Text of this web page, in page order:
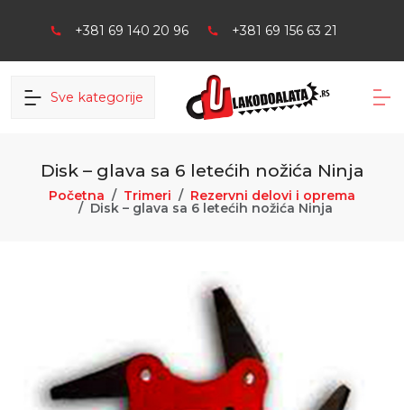
+381 69 140 20 96 +381 69 156 63 21
Sve kategorije
Disk – glava sa 6 letećih nožića Ninja
Početna Trimeri Rezervni delovi i oprema
Disk – glava sa 6 letećih nožića Ninja